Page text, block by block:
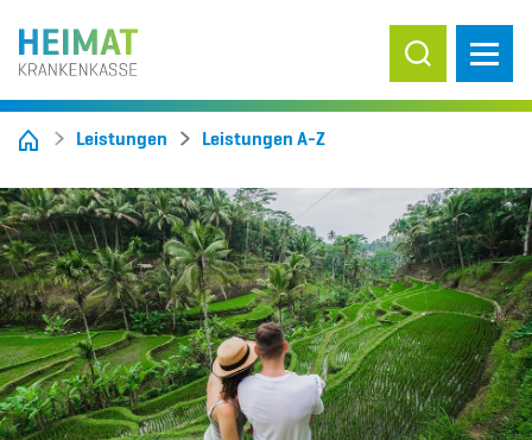
Suche ein-/
Leistungen Leistungen A-Z